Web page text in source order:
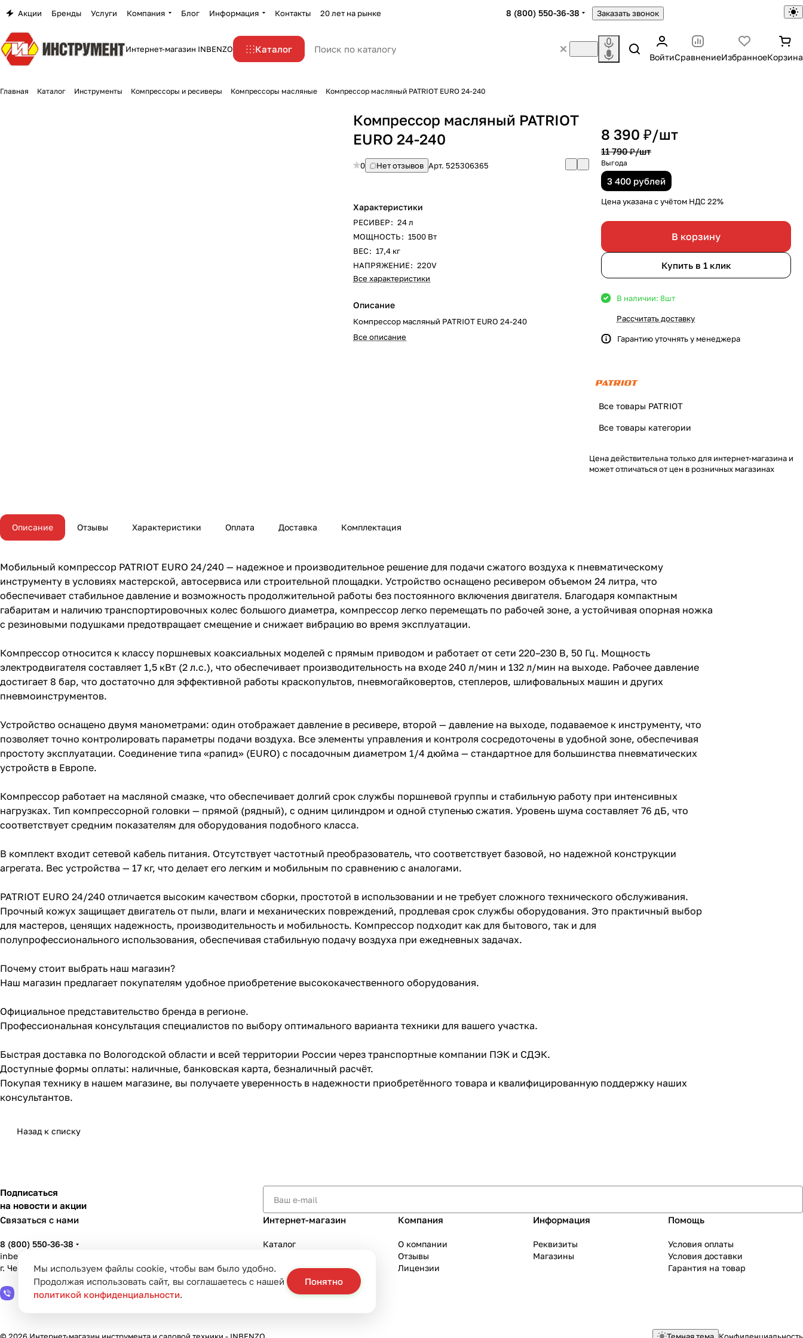
Мы используем файлы cookie, чтобы вам было удобно.
Продолжая использовать сайт, вы соглашаетесь с нашей
политикой конфиденциальности.
Понятно
Акции Бренды Услуги Компания Блог Информация Контакты 20 лет на рынке 8 (800) 550-36-38 Заказать звонок
Интернет-магазин INBENZO Каталог
ВойтиСравнениеИзбранноеКорзина
Главная Каталог Инструменты Компрессоры и ресиверы Компрессоры масляные Компрессор масляный PATRIOT EURO 24-240
Компрессор масляный PATRIOT
EURO 24-240
0 Нет отзывов Арт. 525306365
Характеристики
РЕСИВЕР: 24 л
МОЩНОСТЬ: 1500 Вт
ВЕС: 17,4 кг
НАПРЯЖЕНИЕ: 220V
Все характеристики
Описание
Компрессор масляный PATRIOT EURO 24-240
Все описание
8 390 ₽/шт
11 790 ₽/шт
Выгода
3 400 рублей
Цена указана с учётом НДС 22%
В корзину
Купить в 1 клик
В наличии: 8шт
Рассчитать доставку
Гарантию уточнять у менеджера
Все товары PATRIOT
Все товары категории
Цена действительна только для интернет-магазина и
может отличаться от цен в розничных магазинах
Описание Отзывы Характеристики Оплата Доставка Комплектация
Мобильный компрессор PATRIOT EURO 24/240 — надежное и производительное решение для подачи сжатого воздуха к пневматическому
инструменту в условиях мастерской, автосервиса или строительной площадки. Устройство оснащено ресивером объемом 24 литра, что
обеспечивает стабильное давление и возможность продолжительной работы без постоянного включения двигателя. Благодаря компактным
габаритам и наличию транспортировочных колес большого диаметра, компрессор легко перемещать по рабочей зоне, а устойчивая опорная ножка
с резиновыми подушками предотвращает смещение и снижает вибрацию во время эксплуатации.
Компрессор относится к классу поршневых коаксиальных моделей с прямым приводом и работает от сети 220–230 В, 50 Гц. Мощность
электродвигателя составляет 1,5 кВт (2 л.с.), что обеспечивает производительность на входе 240 л/мин и 132 л/мин на выходе. Рабочее давление
достигает 8 бар, что достаточно для эффективной работы краскопультов, пневмогайковертов, степлеров, шлифовальных машин и других
пневмоинструментов.
Устройство оснащено двумя манометрами: один отображает давление в ресивере, второй — давление на выходе, подаваемое к инструменту, что
позволяет точно контролировать параметры подачи воздуха. Все элементы управления и контроля сосредоточены в удобной зоне, обеспечивая
простоту эксплуатации. Соединение типа «рапид» (EURO) с посадочным диаметром 1/4 дюйма — стандартное для большинства пневматических
устройств в Европе.
Компрессор работает на масляной смазке, что обеспечивает долгий срок службы поршневой группы и стабильную работу при интенсивных
нагрузках. Тип компрессорной головки — прямой (рядный), с одним цилиндром и одной ступенью сжатия. Уровень шума составляет 76 дБ, что
соответствует средним показателям для оборудования подобного класса.
В комплект входит сетевой кабель питания. Отсутствует частотный преобразователь, что соответствует базовой, но надежной конструкции
агрегата. Вес устройства — 17 кг, что делает его легким и мобильным по сравнению с аналогами.
PATRIOT EURO 24/240 отличается высоким качеством сборки, простотой в использовании и не требует сложного технического обслуживания.
Прочный кожух защищает двигатель от пыли, влаги и механических повреждений, продлевая срок службы оборудования. Это практичный выбор
для мастеров, ценящих надежность, производительность и мобильность. Компрессор подходит как для бытового, так и для
полупрофессионального использования, обеспечивая стабильную подачу воздуха при ежедневных задачах.
Почему стоит выбрать наш магазин?
Наш магазин предлагает покупателям удобное приобретение высококачественного оборудования.
Официальное представительство бренда в регионе.
Профессиональная консультация специалистов по выбору оптимального варианта техники для вашего участка.
Быстрая доставка по Вологодской области и всей территории России через транспортные компании ПЭК и СДЭК.
Доступные формы оплаты: наличные, банковская карта, безналичный расчёт.
Покупая технику в нашем магазине, вы получаете уверенность в надежности приобретённого товара и квалифицированную поддержку наших
консультантов.
Назад к списку
Подписаться
на новости и акции
Связаться с нами
8 (800) 550-36-38
inbenzo35@list.ru
г. Череповец, ул. Вологодская, д. 50А
Интернет-магазин
Каталог
Бренды
Услуги
Компания
О компании
Отзывы
Лицензии
Информация
Реквизиты
Магазины
Помощь
Условия оплаты
Условия доставки
Гарантия на товар